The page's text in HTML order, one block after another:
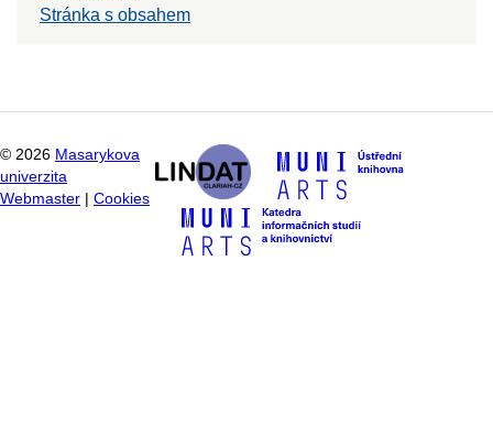
Stránka s obsahem
© 2026 Masarykova
univerzita
Webmaster
Cookies